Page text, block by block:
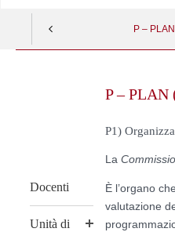
P –
Docenti
Unità di
content
P –
P1)
La
È l’organo
valutazione